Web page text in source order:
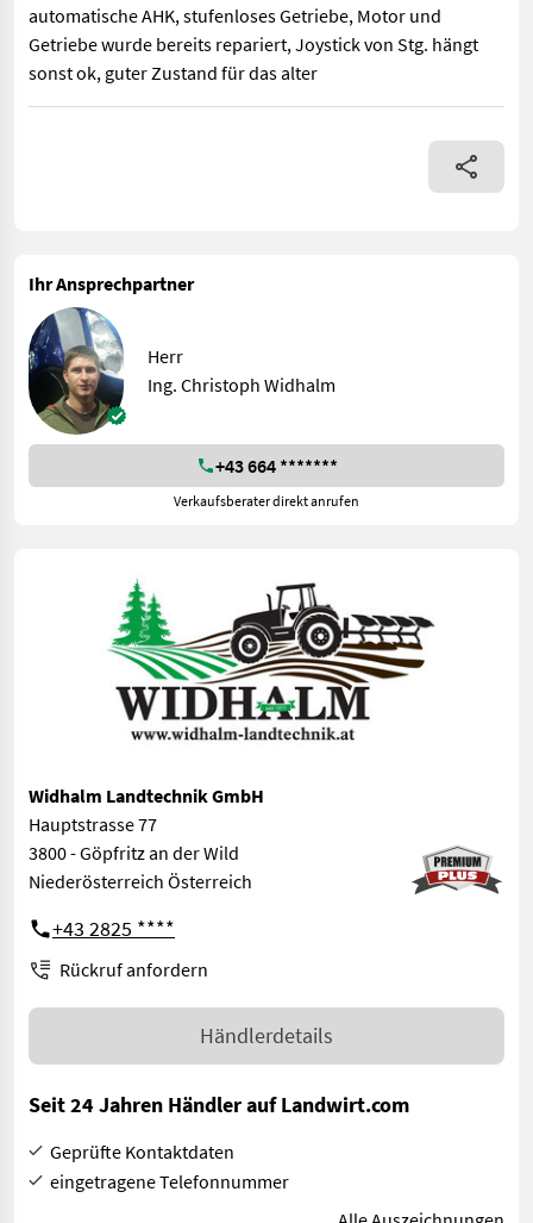
automatische AHK, stufenloses Getriebe, Motor und
Getriebe wurde bereits repariert, Joystick von Stg. hängt
sonst ok, guter Zustand für das alter
CVX mit gefederter Vorderachse, Druckluftbremse, 3 DW
Ihr Ansprechpartner
Herr
Ing. Christoph Widhalm
+43 664 *******
Verkaufsberater direkt anrufen
Widhalm Landtechnik GmbH
Hauptstrasse 77
3800 - Göpfritz an der Wild
Niederösterreich Österreich
+43 2825 ****
Rückruf anfordern
Händlerdetails
Seit 24 Jahren Händler auf Landwirt.com
Geprüfte Kontaktdaten
eingetragene Telefonnummer